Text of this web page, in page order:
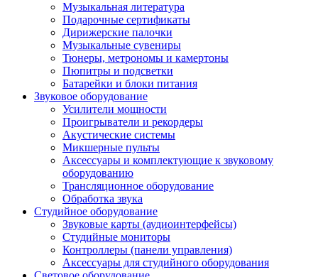
Музыкальная литература
Подарочные сертификаты
Дирижерские палочки
Музыкальные сувениры
Тюнеры, метрономы и камертоны
Пюпитры и подсветки
Батарейки и блоки питания
Звуковое оборудование
Усилители мощности
Проигрыватели и рекордеры
Акустические системы
Микшерные пульты
Аксессуары и комплектующие к звуковому
оборудованию
Трансляционное оборудование
Обработка звука
Студийное оборудование
Звуковые карты (аудиоинтерфейсы)
Студийные мониторы
Контроллеры (панели управления)
Аксессуары для студийного оборудования